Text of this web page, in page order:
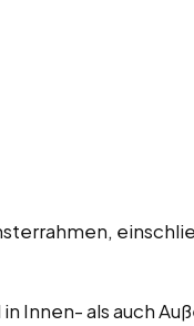
Innen- als auch